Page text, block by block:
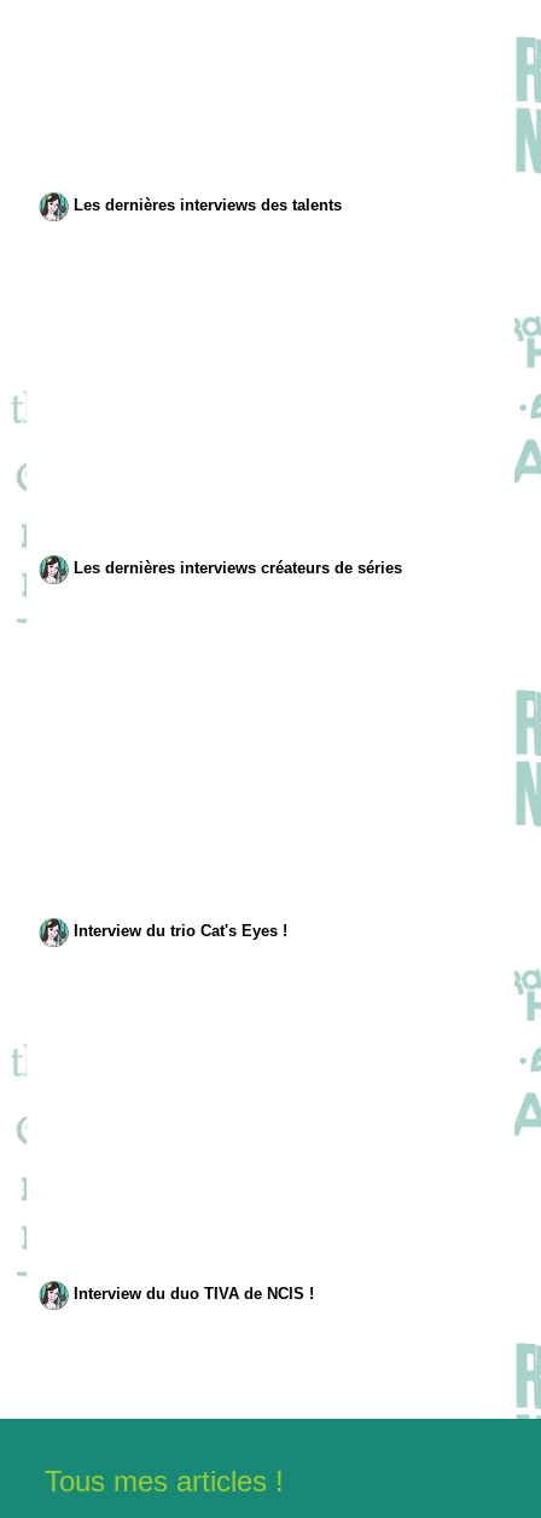
Les dernières interviews des talents
Les dernières interviews créateurs de séries
Interview du trio Cat's Eyes !
Interview du duo TIVA de NCIS !
Tous mes articles !